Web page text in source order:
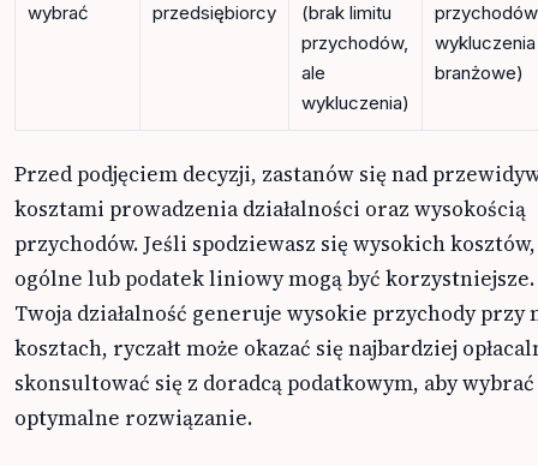
wybrać
przedsiębiorcy
(brak limitu
przychodów,
ale
wykluczenia)
wykluczenia
branżowe)
Przed podjęciem decyzji, zastanów się nad
kosztami prowadzenia działalności oraz wysokością
przychodów. Jeśli spodziewasz się wysokich kosztów,
ogólne lub podatek liniowy mogą być
Twoja działalność generuje wysokie przychody przy
kosztach, ryczałt może okazać się najbardziej
skonsultować się z doradcą podatkowym, aby wybrać
optymalne rozwiązanie.